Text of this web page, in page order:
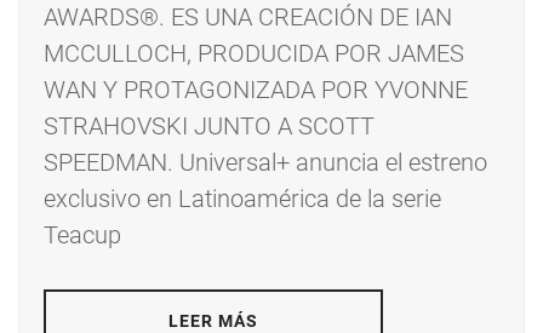
AWARDS®. ES UNA CREACIÓN DE IAN
MCCULLOCH, PRODUCIDA POR JAMES
WAN Y PROTAGONIZADA POR YVONNE
STRAHOVSKI JUNTO A SCOTT
SPEEDMAN. Universal+ anuncia el estreno
exclusivo en Latinoamérica de la serie
Teacup
LEER MÁS